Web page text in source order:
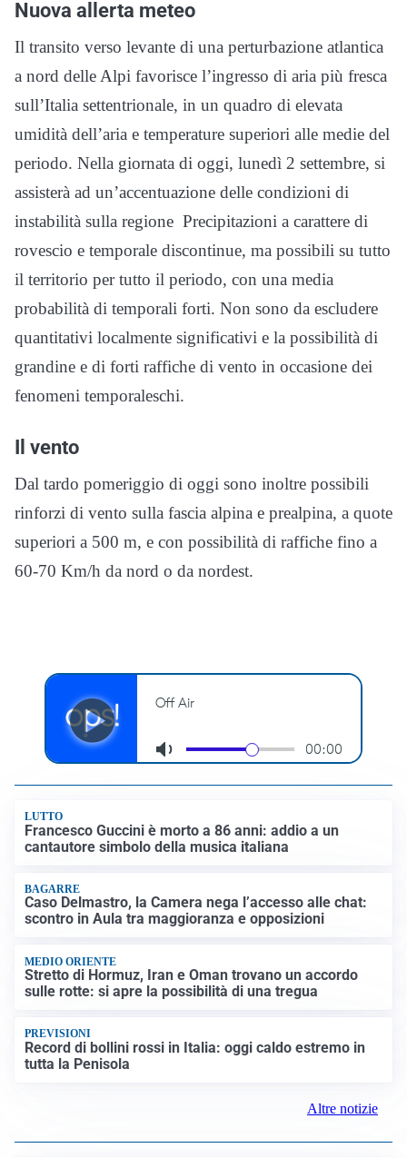
Nuova allerta meteo
Il transito verso levante di una perturbazione atlantica
a nord delle Alpi favorisce l’ingresso di aria più fresca
sull’Italia settentrionale, in un quadro di elevata
umidità dell’aria e temperature superiori alle medie del
periodo. Nella giornata di oggi, lunedì 2 settembre, si
assisterà ad un’accentuazione delle condizioni di
instabilità sulla regione Precipitazioni a carattere di
rovescio e temporale discontinue, ma possibili su tutto
il territorio per tutto il periodo, con una media
probabilità di temporali forti. Non sono da escludere
quantitativi localmente significativi e la possibilità di
grandine e di forti raffiche di vento in occasione dei
fenomeni temporaleschi.
Il vento
Dal tardo pomeriggio di oggi sono inoltre possibili
rinforzi di vento sulla fascia alpina e prealpina, a quote
superiori a 500 m, e con possibilità di raffiche fino a
60-70 Km/h da nord o da nordest.
LUTTO
Francesco Guccini è morto a 86 anni: addio a un
cantautore simbolo della musica italiana
BAGARRE
Caso Delmastro, la Camera nega l’accesso alle chat:
scontro in Aula tra maggioranza e opposizioni
MEDIO ORIENTE
Stretto di Hormuz, Iran e Oman trovano un accordo
sulle rotte: si apre la possibilità di una tregua
PREVISIONI
Record di bollini rossi in Italia: oggi caldo estremo in
tutta la Penisola
Altre notizie